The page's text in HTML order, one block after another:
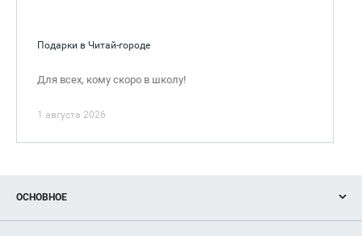
Подарки в Читай-городе
Для всех, кому скоро в школу!
1 августа 2026
ОСНОВНОЕ